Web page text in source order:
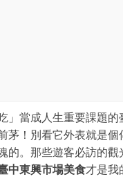
」當成人生重要課題
茅！別看它外表就是
的。那些遊客必訪的
中東興市場美食才是我